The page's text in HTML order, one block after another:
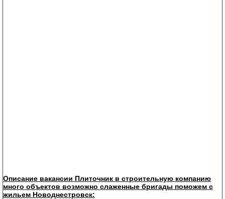
Описание вакансии Плиточник в строительную компанию
много объектов возможно слаженные бригады поможем с
жильем Новоднестровск: